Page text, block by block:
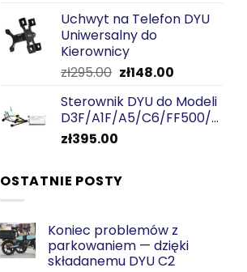
Uchwyt na Telefon DYU
Uniwersalny do
Kierownicy
zł295.00 Pierwotna
wynosiła:
zł295.00.
zł148.00Aktualna
wynosi:
zł148.00.
Sterownik DYU do Modeli
D3F/A1F/A5/C6/FF500/T1
zł395.00
OSTATNIE POSTY
Koniec problemów z
parkowaniem — dzięki
składanemu DYU C2